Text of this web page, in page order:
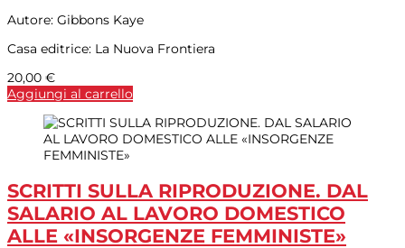
Autore: Gibbons Kaye
Casa editrice: La Nuova Frontiera
20,00 €
Aggiungi al carrello
SCRITTI SULLA RIPRODUZIONE. DAL
SALARIO AL LAVORO DOMESTICO
ALLE «INSORGENZE FEMMINISTE»